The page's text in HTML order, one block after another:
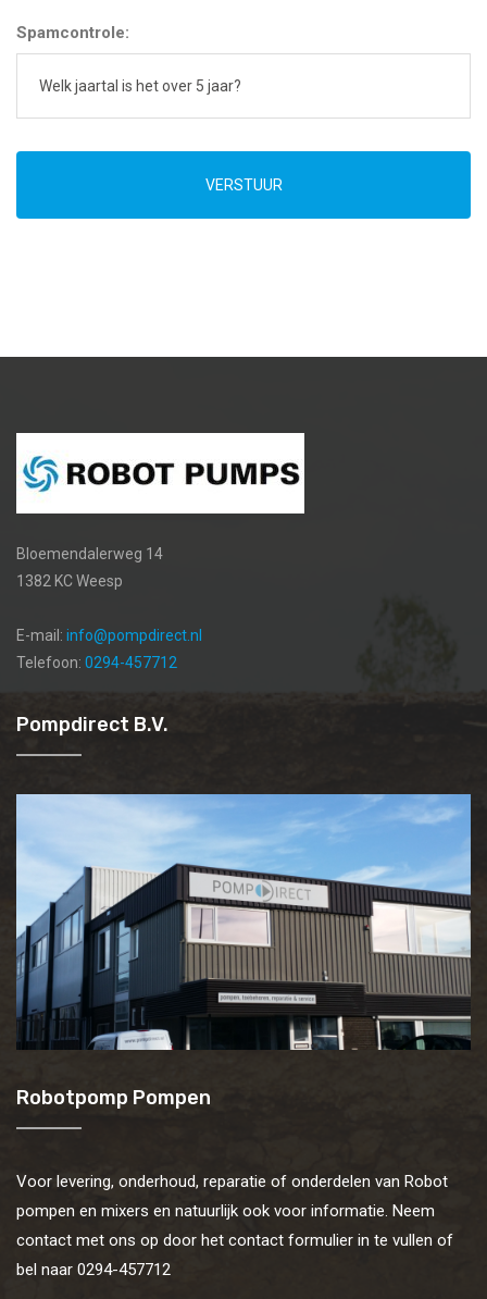
Spamcontrole:
VERSTUUR
Bloemendalerweg 14
1382 KC Weesp
E-mail: info@pompdirect.nl
Telefoon: 0294-457712
Pompdirect B.V.
Robotpomp Pompen
Voor levering, onderhoud, reparatie of onderdelen van Robot
pompen en mixers en natuurlijk ook voor informatie. Neem
contact met ons op door het contact formulier in te vullen of
bel naar 0294-457712